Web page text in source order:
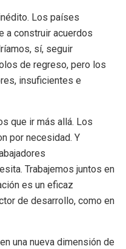
Los países
a construir acuerdos
sí, seguir
de regreso, pero los
insuficientes e
que ir más allá. Los
por necesidad. Y
Trabajemos juntos en
es un eficaz
de desarrollo, como en
una nueva dimensión de